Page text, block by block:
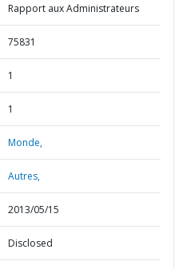
Rapport aux Administrateurs
75831
1
1
Monde,
Autres,
2013/05/15
Disclosed